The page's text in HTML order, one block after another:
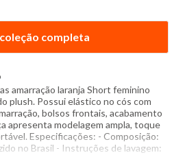
completa
amarração laranja Short feminino
plush. Possui elástico no cós com
bolsos frontais, acabamento
apresenta modelagem ampla, toque
Especificações: - Composição:
no Brasil - Instruções de lavagem: